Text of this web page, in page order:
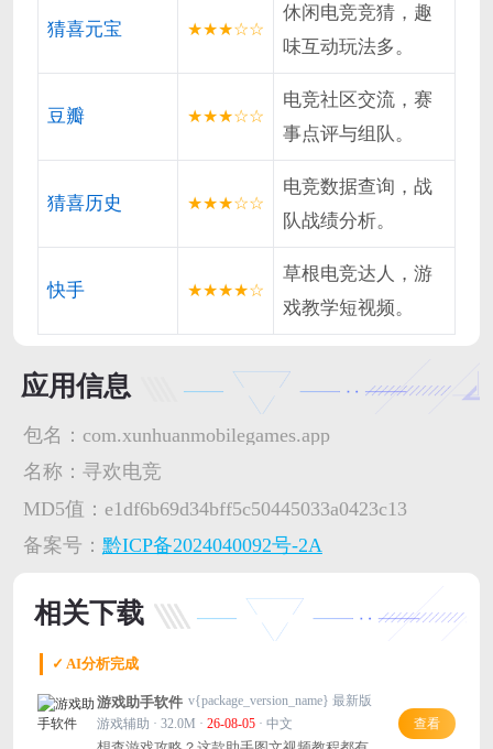
猜喜元宝 ★★★☆☆
休闲电竞竞猜，趣
味互动玩法多。
豆瓣 ★★★☆☆
电竞社区交流，赛
事点评与组队。
猜喜历史 ★★★☆☆
电竞数据查询，战
队战绩分析。
快手 ★★★★☆
草根电竞达人，游
戏教学短视频。
应用信息
包名： com.xunhuanmobilegames.app
名称： 寻欢电竞
MD5值： e1df6b69d34bff5c50445033a0423c13
备案号： 黔ICP备2024040092号-2A
相关下载
✓ AI分析完成
游戏助手软件 v{package_version_name} 最新版
游戏辅助 · 32.0M · 26-08-05· 中文 查看